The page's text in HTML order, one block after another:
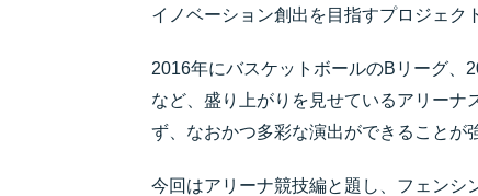
イノベーション創出を目指すプロジェク
2016年にバスケットボールのBリーグ、
など、盛り上がりを見せているアリー
ず、なおかつ多彩な演出ができることが
今回はアリーナ競技編と題し、フェンシ